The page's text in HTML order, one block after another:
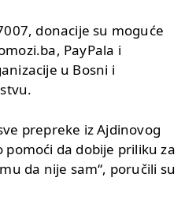
donacije su moguće
PayPala i
u Bosni i
prepreke iz Ajdinovog
da dobije priliku za
da nije sam“, poručili su